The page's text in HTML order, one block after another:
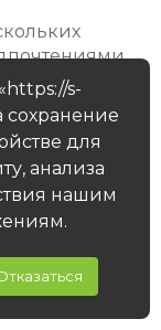
не
s-
сохранение
для
анализа
нашим